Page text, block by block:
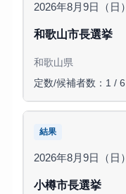
2026年8月9日（日）
和歌山市長選挙
和歌山県
定数/候補者数：1 / 6
結果
2026年8月9日（日）
小樽市長選挙